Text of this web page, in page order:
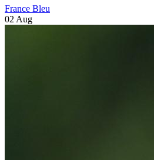
France Bleu
02 Aug